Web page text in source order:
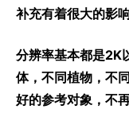
补充有着很大的影响
分辨率基本都是2K
体，不同植物，不
好的参考对象，不